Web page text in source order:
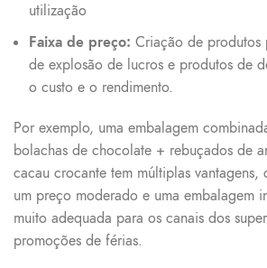
utilização
Faixa de preço: Criação de
de explosão de lucros e produtos de
o custo e o rendimento.
Por exemplo, uma embalagem
bolachas de chocolate + rebuçados de
cacau crocante tem múltiplas
um preço moderado e uma embalagem
muito adequada para os canais dos
promoções de férias.